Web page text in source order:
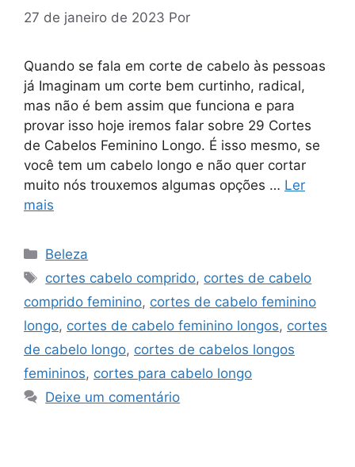
27 de janeiro de 2023 Por
Quando se fala em corte de cabelo às pessoas
já Imaginam um corte bem curtinho, radical,
mas não é bem assim que funciona e para
provar isso hoje iremos falar sobre 29 Cortes
de Cabelos Feminino Longo. É isso mesmo, se
você tem um cabelo longo e não quer cortar
muito nós trouxemos algumas opções … Ler
mais
Categorias
Beleza
Tags
cortes cabelo comprido, cortes de cabelo
comprido feminino, cortes de cabelo feminino
longo, cortes de cabelo feminino longos, cortes
de cabelo longo, cortes de cabelos longos
femininos, cortes para cabelo longo
Deixe um comentário